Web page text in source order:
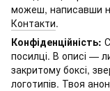
можеш, написавши
Контакти.
Конфіденційність:
посилці. В описі —
закритому боксі,
логотипів. Твоя